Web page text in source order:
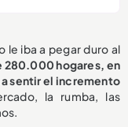
le iba a pegar duro al
280.000 hogares, en
a sentir el incremento
la rumba, las